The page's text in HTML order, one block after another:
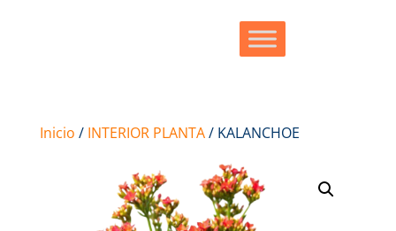
Inicio / INTERIOR PLANTA/ KALANCHOE